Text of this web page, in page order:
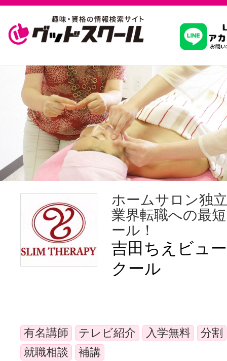
習いたいこ
スクールを
駅・路線か
通信講座を
体験レッス
特集をみる
ホームサロン独
業界転職への最
ール！
吉田ちえビュ
クール
有名講師 テレビ紹介 入学無料
分割
就職相談
補講